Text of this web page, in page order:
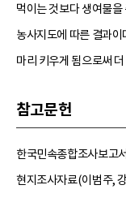
먹이는 것보다 생여물
농사지도에 따른 결과이
마리 키우게 됨으로써
참고문헌
한국민속종합조사보고
현지조사자료(이범주,